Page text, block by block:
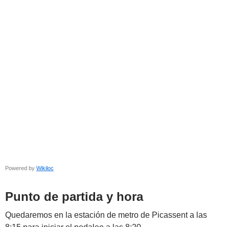
Powered by Wikiloc
Punto de partida y hora
Quedaremos en la estación de metro de Picassent a las